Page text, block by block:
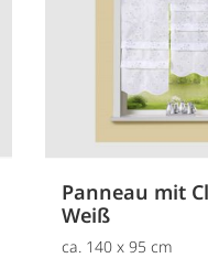
Panneau mit
Weiß
ca. 140 x 95 cm